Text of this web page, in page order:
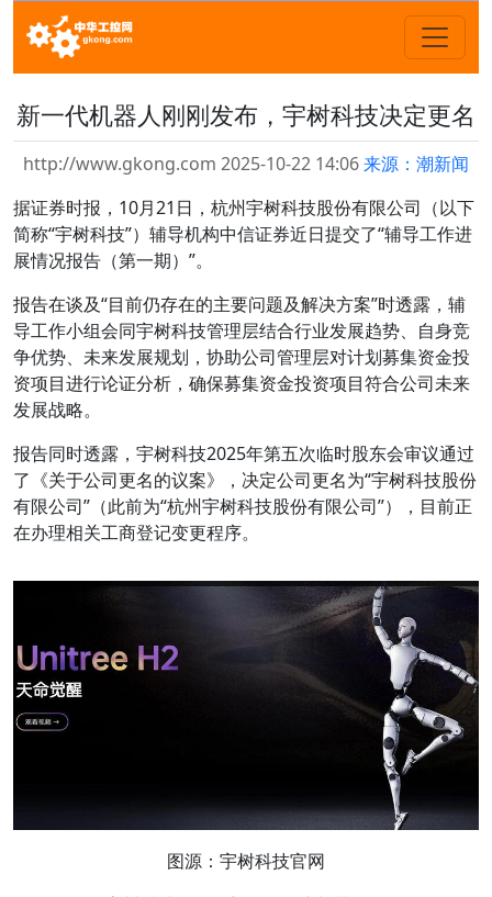
新一代机器人刚刚发布，宇树科技决定更名
http://www.gkong.com 2025-10-22 14:06来源：潮新闻
据证券时报，10月21日，杭州宇树科技股份有限公司（以下
简称“宇树科技”）辅导机构中信证券近日提交了“辅导工作进
展情况报告（第一期）”。
报告在谈及“目前仍存在的主要问题及解决方案”时透露，辅
导工作小组会同宇树科技管理层结合行业发展趋势、自身竞
争优势、未来发展规划，协助公司管理层对计划募集资金投
资项目进行论证分析，确保募集资金投资项目符合公司未来
发展战略。
报告同时透露，宇树科技2025年第五次临时股东会审议通过
了《关于公司更名的议案》，决定公司更名为“宇树科技股份
有限公司”（此前为“杭州宇树科技股份有限公司”），目前正
在办理相关工商登记变更程序。
图源：宇树科技官网